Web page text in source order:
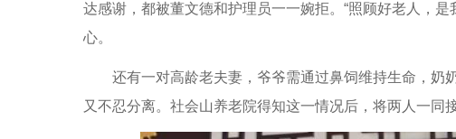
达感谢，都被董文德和护理员一一婉拒。“照顾好老人，
心。
还有一对高龄老夫妻，爷爷需通过鼻饲维持生命，奶
又不忍分离。社会山养老院得知这一情况后，将两人一同